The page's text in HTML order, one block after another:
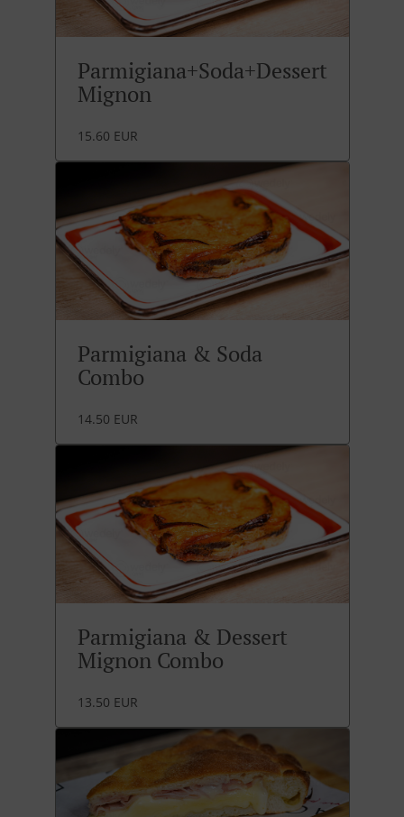
Parmigiana+Soda+Dessert
Mignon
15.60 EUR
Parmigiana & Soda
Combo
14.50 EUR
Parmigiana & Dessert
Mignon Combo
13.50 EUR